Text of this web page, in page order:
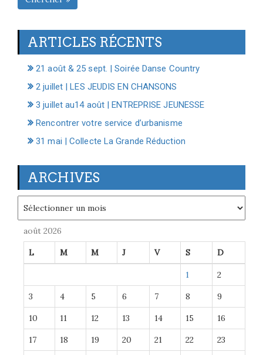
ARTICLES RÉCENTS
21 août & 25 sept. | Soirée Danse Country
2 juillet | LES JEUDIS EN CHANSONS
3 juillet au14 août | ENTREPRISE JEUNESSE
Rencontrer votre service d’urbanisme
31 mai | Collecte La Grande Réduction
ARCHIVES
août 2026
L M M J V S D
1 2
3 4 5 6 7 8 9
10 11 12 13 14 15 16
17 18 19 20 21 22 23